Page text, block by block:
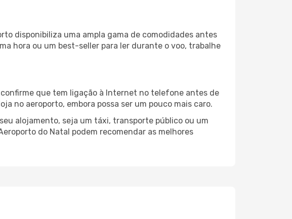
disponibiliza uma ampla gama de comodidades antes
hora ou um best-seller para ler durante o voo, trabalhe
que tem ligação à Internet no telefone antes de
no aeroporto, embora possa ser um pouco mais caro.
alojamento, seja um táxi, transporte público ou um
do Natal podem recomendar as melhores